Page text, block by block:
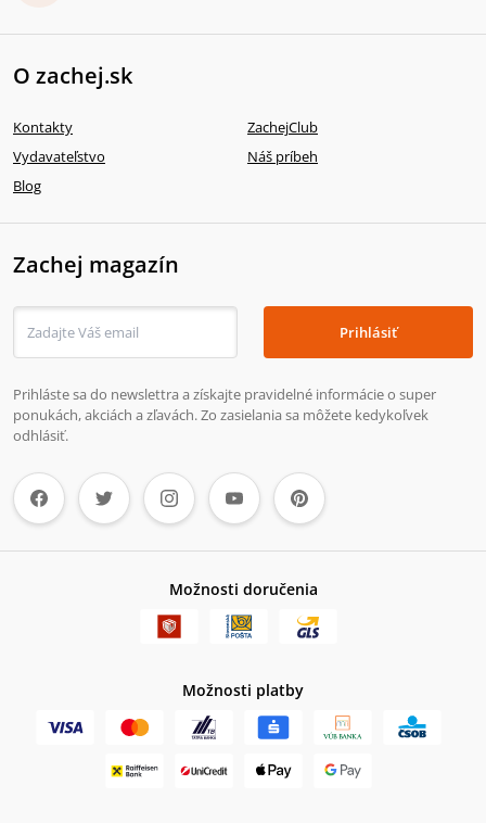
O zachej.sk
Kontakty
ZachejClub
Vydavateľstvo
Náš príbeh
Blog
Zachej magazín
Prihlásiť
Prihláste sa do newslettra a získajte pravidelné informácie o super
ponukách, akciách a zľavách. Zo zasielania sa môžete kedykoľvek
odhlásiť.
Možnosti doručenia
Možnosti platby